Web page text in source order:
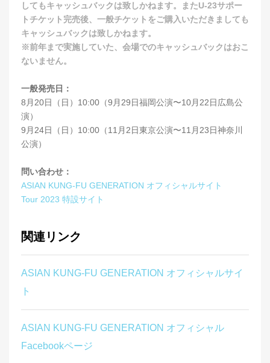
してもキャッシュバックは致しかねます。またU-23サポー
トチケット完売後、一般チケットをご購入いただきましても
キャッシュバックは致しかねます。
※前年まで実施していた、会場でのキャッシュバックはおこ
ないません。
一般発売日：
8月20日（日）10:00（9月29日福岡公演〜10月22日広島公
演）
9月24日（日）10:00（11月2日東京公演〜11月23日神奈川
公演）
問い合わせ：
ASIAN KUNG-FU GENERATION オフィシャルサイト
Tour 2023 特設サイト
関連リンク
ASIAN KUNG-FU GENERATION オフィシャルサイ
ト
ASIAN KUNG-FU GENERATION オフィシャル
Facebookページ